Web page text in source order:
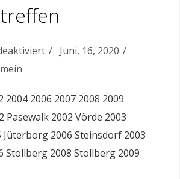
für Juni, 16, 2020
2004 2006 2007 2008 2009
Pasewalk 2002 Vörde 2003
2006 Steinsdorf 2003
Stollberg 2008 Stollberg 2009